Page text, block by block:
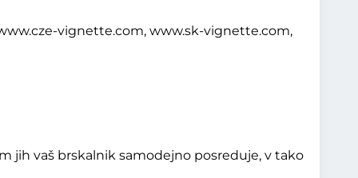
vignette.com, www.sk-vignette.com,
jih vaš brskalnik samodejno posreduje, v tako